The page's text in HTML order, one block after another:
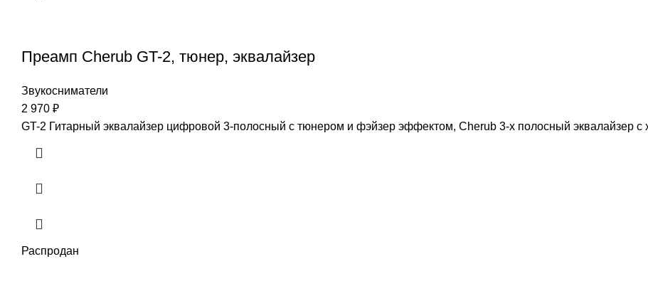
Преамп Cherub GT-2, тюнер, эквалайзер
Звукосниматели
2 970 ₽
GT-2 Гитарный эквалайзер цифровой 3-полосный с тюнером и фэйзер эффектом, Cherub 3-х полосный эквалайзер
Распродан